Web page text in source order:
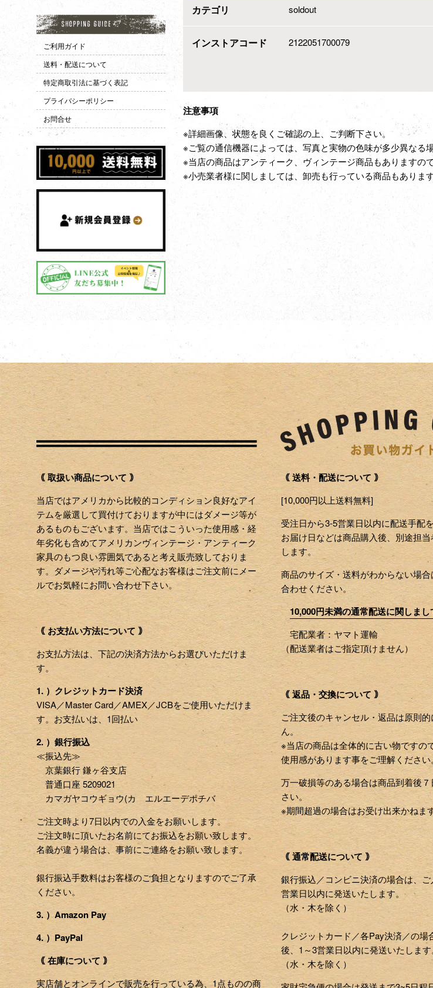
ご利用ガイド
送料・配送について
特定商取引法に基づく表記
プライバシーポリシー
お問合せ
カテゴリ
soldout
インストアコード 2122051700079
注意事項
※詳細画像、状態を良くご確認の上、ご判断下さい。
※ご覧の通信機器によっては、写真と実物の色味が多少異なる
※当店の商品はアンティーク、ヴィンテージ商品もありますの
※小売業者様に関しましては、卸売も行っている商品もあります
｟ 取扱い商品について ｠
当店ではアメリカから比較的コンディション良好なアイ
テムを厳選して買付けておりますが中にはダメージ等が
あるものもございます。当店ではこういった使用感・経
年劣化も含めてアメリカンヴィンテージ・アンティーク
家具のもつ良い雰囲気であると考え販売致しておりま
す。ダメージや汚れ等ご心配なお客様はご注文前にメー
ルでお気軽にお問い合わせ下さい。
｟ お支払い方法について ｠
お支払方法は、下記の決済方法からお選びいただけま
す。
1. ）クレジットカード決済
VISA／Master Card／AMEX／JCBをご使用いただけま
す。お支払いは、1回払い
2. ）銀行振込
≪振込先≫
京葉銀行 鎌ヶ谷支店
普通口座 5209021
カマガヤコウギョウ(カ エルエーデポチバ
ご注文時より7日以内での入金をお願いします。
ご注文時に頂いたお名前にてお振込をお願い致します。
名義が違う場合は、事前にご連絡をお願い致します。
銀行振込手数料はお客様のご負担となりますのでご了承
ください。
3. ）Amazon Pay
4. ）PayPal
｟ 在庫について ｠
実店舗とオンラインで販売を行っている為、1点ものの商
｟ 送料・配送について ｠
[10,000円以上送料無料]
受注日から3-5営業日以内に配送手配
お届け日などは商品購入後、別途担
します。
商品のサイズ・送料がわからない場
合わせください。
10,000円未満の通常配送に関しまし
宅配業者：ヤマト運輸
（配送業者はご指定頂けません）
｟ 返品・交換について ｠
ご注文後のキャンセル・返品は原則
ん。
※当店の商品は全体的に古い物ですの
使用感があります事をご理解ください。
万一破損等のある場合は商品到着後
さい。
※期間超過の場合はお受け出来かねます
｟ 通常配送について ｠
銀行振込／コンビニ決済の場合は、
営業日以内に発送いたします。
（水・木を除く）
クレジットカード／各Pay決済／の場
後、1～3営業日以内に発送いたします
（水・木を除く）